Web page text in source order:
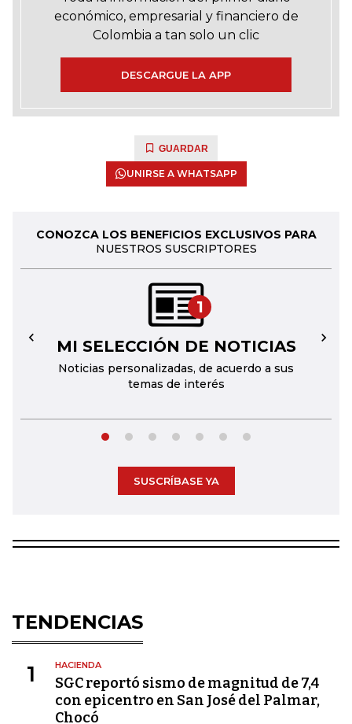
económico, empresarial y financiero de
Colombia a tan solo un clic
DESCARGUE LA APP
GUARDAR
UNIRSE A WHATSAPP
CONOZCA LOS BENEFICIOS EXCLUSIVOS PARA
NUESTROS SUSCRIPTORES
1
MI SELECCIÓN DE NOTICIAS
Noticias personalizadas, de acuerdo a sus
temas de interés
← →
SUSCRÍBASE YA
TENDENCIAS
1 HACIENDA
SGC reportó sismo de magnitud de 7,4
con epicentro en San José del Palmar,
Chocó